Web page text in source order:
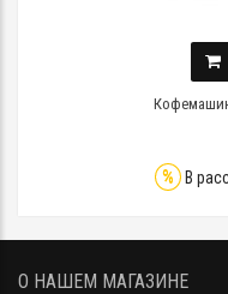
% В
О НАШЕМ МАГАЗИНЕ